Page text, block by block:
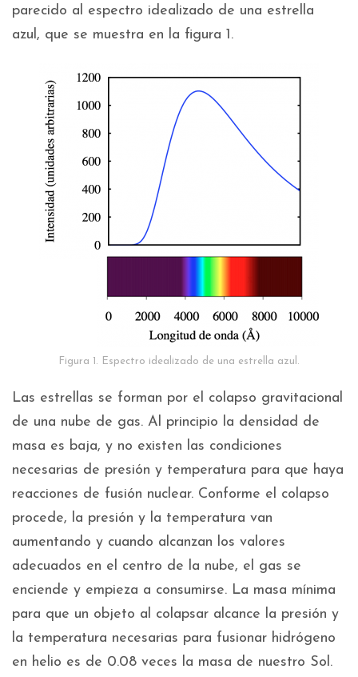
parecido al espectro idealizado de una estrella
azul, que se muestra en la figura 1.
Figura 1. Espectro idealizado de una estrella azul.
Las estrellas se forman por el colapso gravitacional
de una nube de gas. Al principio la densidad de
masa es baja, y no existen las condiciones
necesarias de presión y temperatura para que haya
reacciones de fusión nuclear. Conforme el colapso
procede, la presión y la temperatura van
aumentando y cuando alcanzan los valores
adecuados en el centro de la nube, el gas se
enciende y empieza a consumirse. La masa mínima
para que un objeto al colapsar alcance la presión y
la temperatura necesarias para fusionar hidrógeno
en helio es de 0.08 veces la masa de nuestro Sol.